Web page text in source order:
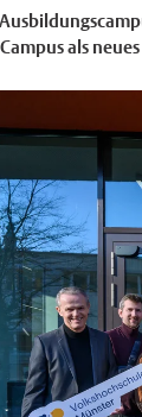
als